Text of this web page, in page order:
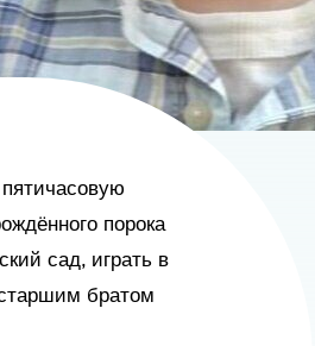
порока
сад, играть в
братом